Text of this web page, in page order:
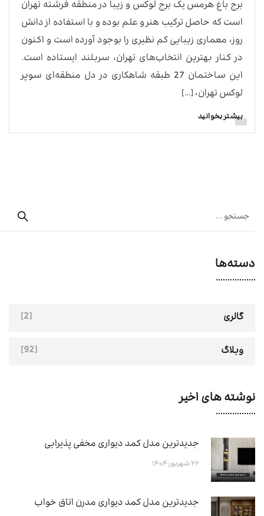
برج باغ هرمس یک برج لوکس و زیبا در منطقه فرشته تهران
است که حاصل ترکیب هنر و علم بوده و با استفاده از دانش
روز، معماری زیبایی کم نظیری را بوجود آورده است و اکنون
در کنار بهترین انتخاب‌های تهران، سربلند ایستاده است.
این ساختمان 27 طبقه شاهکاری در دل منطقه‌ای سوپر
لوکس تهران، […]
بیشتر بخوانید
دسته‌ها
گالری [2]
وبلاگ [92]
نوشته های اخیر
جدیدترین مدل کمد دیواری مخفی پذیرایی
۲۲ شهریور ۱۴۰۴
جدیدترین مدل کمد دیواری مدرن اتاق خواب